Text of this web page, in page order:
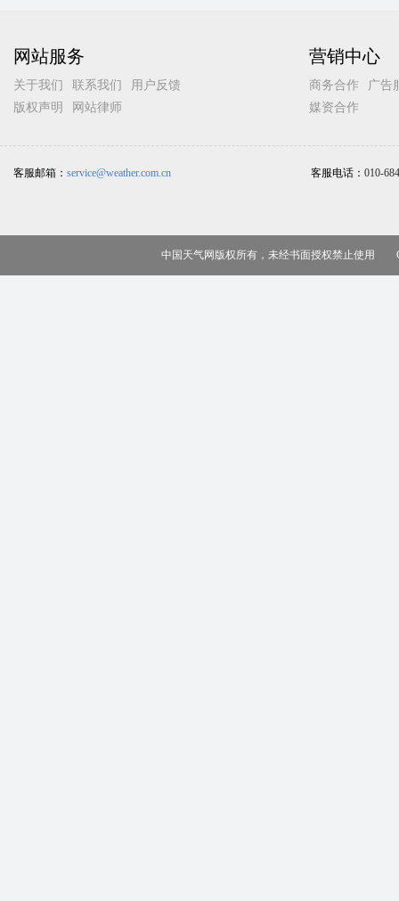
网站服务
关于我们 联系我们
用户反馈
版权声明
网站律师
营销中心
商务合作
广告
媒资合作
客服邮箱： service@weather.com.cn 客服电话： 010-
中国天气网版权所有，未经书面授权禁止使用